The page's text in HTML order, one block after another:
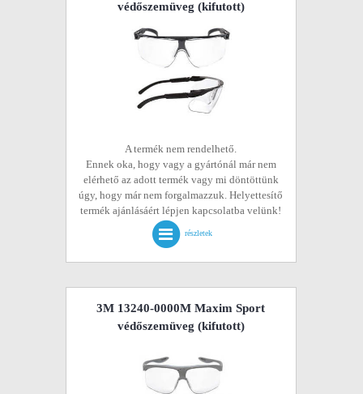
védőszemüveg (kifutott)
A termék nem rendelhető.
Ennek oka, hogy vagy a gyártónál már nem
elérhető az adott termék vagy mi döntöttünk
úgy, hogy már nem forgalmazzuk. Helyettesítő
termék ajánlásáért lépjen kapcsolatba velünk!
részletek
3M 13240-0000M Maxim Sport
védőszemüveg (kifutott)